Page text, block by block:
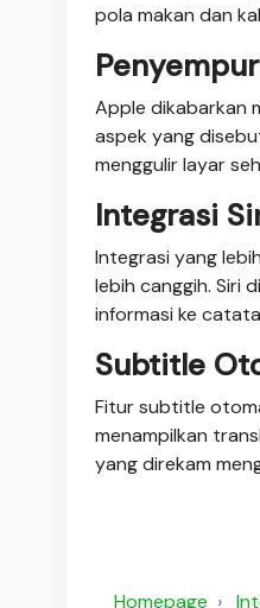
pola makan dan
Apple dikabarkan
aspek yang
menggulir layar
Integrasi
Integrasi yang
lebih canggih. Siri
informasi ke
Subtitle
Fitur subtitle
menampilkan
yang direkam
Homepage